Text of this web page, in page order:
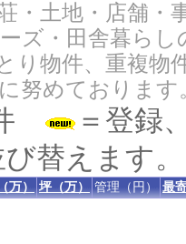
・土地・店舗・
ズ・田舎暮ら
り物件、重複
努めております
＝登録
替えます。
万） 坪（万） 管理（円） 最